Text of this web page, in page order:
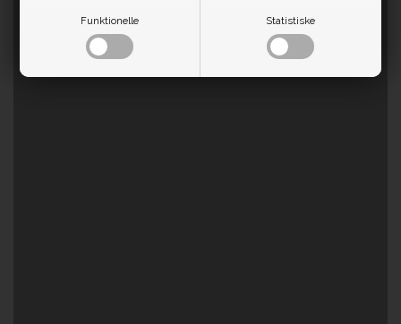
Funktionelle Statistiske